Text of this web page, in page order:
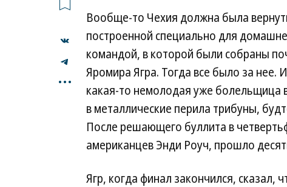
...
Вообще-то Чехия должна была
построенной специально для
командой, в которой были собраны
Яромира Ягра. Тогда все было за нее.
какая-то немолодая уже болельщица
в металлические перила трибуны,
После решающего буллита в
американцев Энди Роуч, прошло
Ягр, когда финал закончился, сказал,